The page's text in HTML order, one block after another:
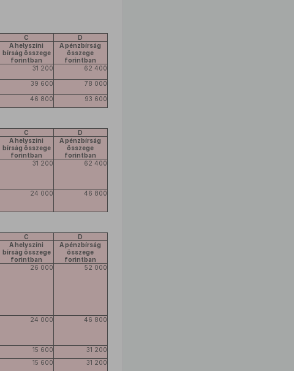
C
D
A helyszíni
bírság összege
forintban
A pénzbírság
összege
forintban
31 200 62 400
39 600 78 000
46 800 93 600
C
D
A helyszíni
bírság összege
forintban
A pénzbírság
összege
forintban
31 200 62 400
24 000 46 800
C
D
A helyszíni
bírság összege
forintban
A pénzbírság
összege
forintban
26 000 52 000
24 000 46 800
15 600
31 200
15 600
31 200